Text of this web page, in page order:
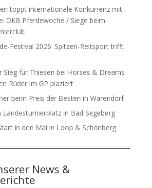
toppt internationale Konkurrenz mit
DKB Pferdewoche / Siege beim
Festival 2026: Spitzen-Reitsport trifft
Sieg für Thiesen bei Horses & Dreams
Rüder im GP plaziert
beim Preis der Besten in Warendorf
Landesturnierplatz in Bad Segeberg
in den Mai in Loop & Schönberg
News &